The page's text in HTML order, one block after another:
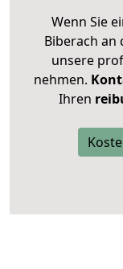
Wenn Sie
Biberach an
unsere
nehmen.
Ihren